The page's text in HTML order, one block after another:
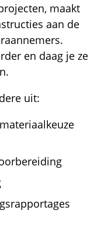
maakt
aan de
en daag je ze
uit: